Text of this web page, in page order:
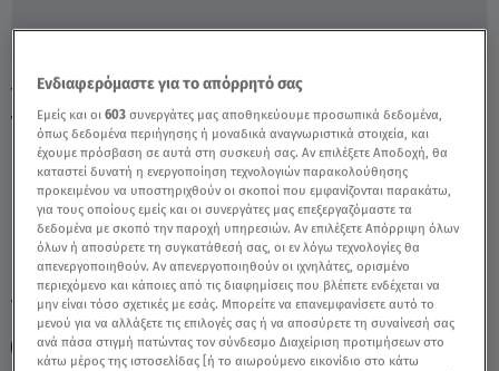
Υδροχόος Σήμερα 13/05/26: Οι Προβλέψεις
Της Άσης Μπήλιου - Video
TAGS: ΖΩΔΙΑ ΖΩΔΙΑ ΑΣΗ ΜΠΗΛΙΟΥ ΖΩΔΙΑ ΣΗΜΕΡΑ
ΥΔΡΟΧΟΟΣ
ΖΩΔΙΑ ΑΣΗ ΜΠΗΛΙΟΥ
Ενδιαφερόμαστε για το απόρρητό σας
Εμείς και οι603 συνεργάτες μας αποθηκεύουμε προσωπικά δεδομένα,
όπως δεδομένα περιήγησης ή μοναδικά αναγνωριστικά στοιχεία, και
έχουμε πρόσβαση σε αυτά στη συσκευή σας. Αν επιλέξετε Αποδοχή, θα
καταστεί δυνατή η ενεργοποίηση τεχνολογιών παρακολούθησης
προκειμένου να υποστηριχθούν οι σκοποί που εμφανίζονται παρακάτω,
για τους οποίους εμείς και οι συνεργάτες μας επεξεργαζόμαστε τα
δεδομένα με σκοπό την παροχή υπηρεσιών. Αν επιλέξετε Απόρριψη όλων
όλων ή αποσύρετε τη συγκατάθεσή σας, οι εν λόγω τεχνολογίες θα
απενεργοποιηθούν. Αν απενεργοποιηθούν οι ιχνηλάτες, ορισμένο
περιεχόμενο και κάποιες από τις διαφημίσεις που βλέπετε ενδέχεται να
μην είναι τόσο σχετικές με εσάς. Μπορείτε να επανεμφανίσετε αυτό το
μενού για να αλλάξετε τις επιλογές σας ή να αποσύρετε τη συναίνεσή σας
ανά πάσα στιγμή πατώντας τον σύνδεσμο Διαχείριση προτιμήσεων στο
κάτω μέρος της ιστοσελίδας [ή το αιωρούμενο εικονίδιο στο κάτω